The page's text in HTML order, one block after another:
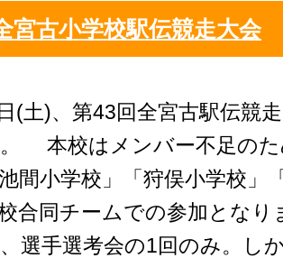
宮古小学校駅伝競走大会
土)、第43回全宮古駅伝競
本校はメンバー不足のた
間小学校」「狩俣小学校」
合同チームでの参加とな
選手選考会の1回のみ。し